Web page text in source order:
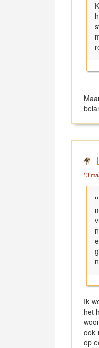
13
"
Ik
het
ook
op